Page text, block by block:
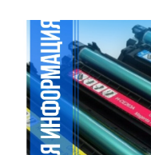
ремонта. Затраты на
систем
также систем
также охранной
КВР 243. Данное
расходам на
территории в рамках